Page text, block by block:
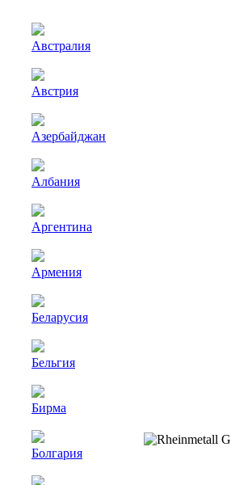
Австралия
Австрия
Азербайджан
Албания
Аргентина
Армения
Беларусия
Бельгия
Бирма
Болгария